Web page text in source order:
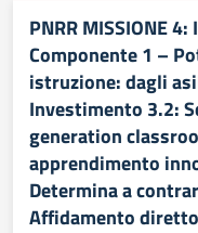
PNRR MISSIONE 4:
Componente 1 –
istruzione: dagli
Investimento 3.2:
generation
apprendimento
Determina a
Affidamento